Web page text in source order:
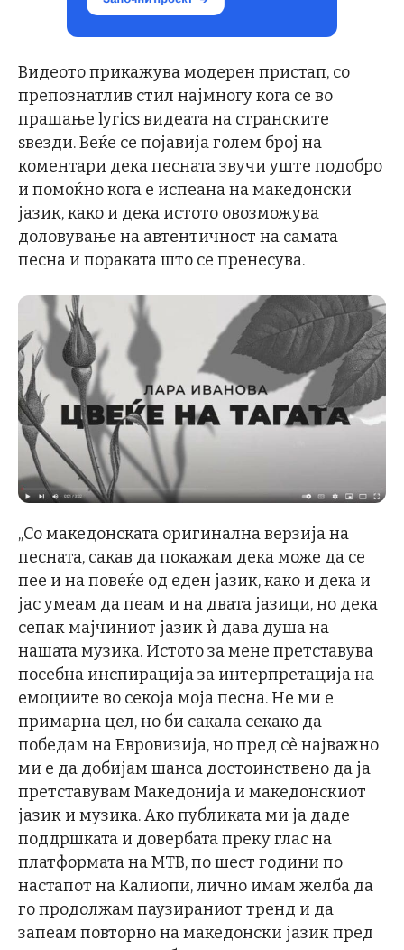
Видеото прикажува модерен пристап, со
препознатлив стил најмногу кога се во
прашање lyrics видеата на странските
ѕвезди. Веќе се појавија голем број на
коментари дека песната звучи уште подобро
и помоќно кога е испеана на македонски
јазик, како и дека истото овозможува
доловување на автентичност на самата
песна и пораката што се пренесува.
„Со македонската оригинална верзија на
песната, сакав да покажам дека може да се
пее и на повеќе од еден јазик, како и дека и
јас умеам да пеам и на двата јазици, но дека
сепак мајчиниот јазик ѝ дава душа на
нашата музика. Истото за мене претставува
посебна инспирација за интерпретација на
емоциите во секоја моја песна. Не ми е
примарна цел, но би сакала секако да
победам на Евровизија, но пред сè најважно
ми е да добијам шанса достоинствено да ја
претставувам Македонија и македонскиот
јазик и музика. Ако публиката ми ја даде
поддршката и довербата преку глас на
платформата на МТВ, по шест години по
настапот на Калиопи, лично имам желба да
го продолжам паузираниот тренд и да
запеам повторно на македонски јазик пред